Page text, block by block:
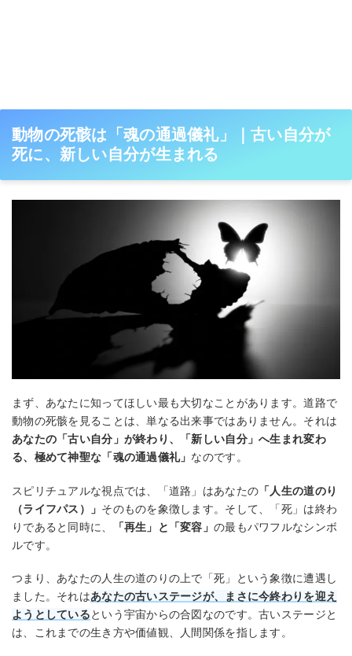
動物の死骸は「魂の通過儀礼」｜古い自分が
死に、新しい自分が生まれる
まず、あなたに知ってほしい最も大切なことがあります。道路で
動物の死骸を見ることは、単なる出来事ではありません。それは
あなたの「古い自分」が終わり、「新しい自分」へ生まれ変わ
る、極めて神聖な「魂の通過儀礼」 なのです。
スピリチュアルな視点では、「道路」はあなたの 「人生の道のり
（ライフパス）」 そのものを象徴します。そして、「死」は終わ
りであると同時に、
「再生」と「変容」の最もパワフルなシンボ
ルです。
つまり、あなたの人生の道のりの上で「死」という象徴に遭遇し
ました。それはあなたの古いステージが、まさに今終わりを迎え
ようとしているという宇宙からの合図なのです。古いステージと
は、これまでの生き方や価値観、人間関係を指します。